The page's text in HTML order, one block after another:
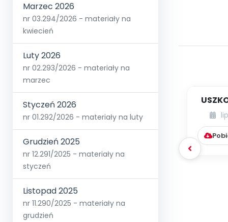
Marzec 2026
nr 03.294/2026 - materiały na
kwiecień
Luty 2026
nr 02.293/2026 - materiały na
marzec
Styczeń 2026
nr 01.292/2026 - materiały na luty
Grudzień 2025
nr 12.291/2025 - materiały na
styczeń
Listopad 2025
nr 11.290/2025 - materiały na
grudzień